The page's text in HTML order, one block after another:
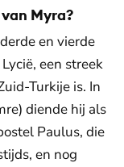
Myra?
en vierde
een streek
Turkije is. In
diende hij als
Paulus, die
en nog